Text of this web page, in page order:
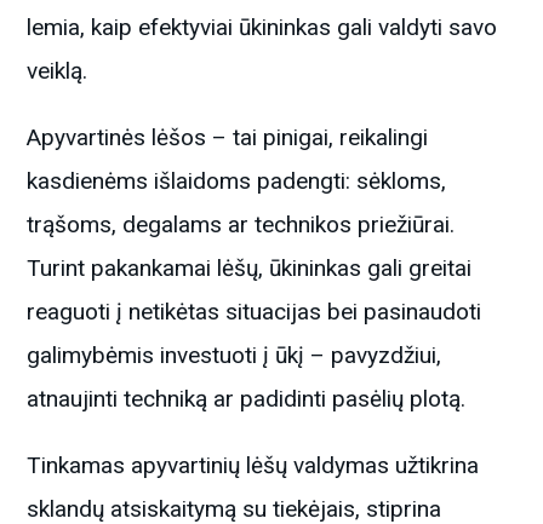
lemia, kaip efektyviai ūkininkas gali valdyti savo
veiklą.
Apyvartinės lėšos – tai pinigai, reikalingi
kasdienėms išlaidoms padengti: sėkloms,
trąšoms, degalams ar technikos priežiūrai.
Turint pakankamai lėšų, ūkininkas gali greitai
reaguoti į netikėtas situacijas bei pasinaudoti
galimybėmis investuoti į ūkį – pavyzdžiui,
atnaujinti techniką ar padidinti pasėlių plotą.
Tinkamas apyvartinių lėšų valdymas užtikrina
sklandų atsiskaitymą su tiekėjais, stiprina